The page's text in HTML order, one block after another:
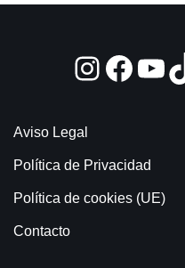
Aviso Legal
Política de Privacidad
Política de cookies (UE)
Contacto